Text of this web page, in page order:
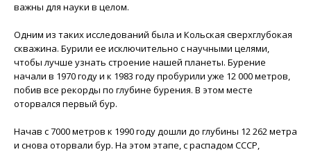
важны для науки в целом.
Одним из таких исследований была и Кольская сверхглубокая
скважина. Бурили ее исключительно с научными целями,
чтобы лучше узнать строение нашей планеты. Бурение
начали в 1970 году и к 1983 году пробурили уже 12 000 метров,
побив все рекорды по глубине бурения. В этом месте
оторвался первый бур.
Начав с 7000 метров к 1990 году дошли до глубины 12 262 метра
и снова оторвали бур. На этом этапе, с распадом СССР,